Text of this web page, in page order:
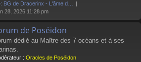
BG de Dracerinx - L'âme d…
28, 2026 11:28 pm
de Poséidon
dédié au Maître des 7 océans et à ses
: Oracles de Poséidon